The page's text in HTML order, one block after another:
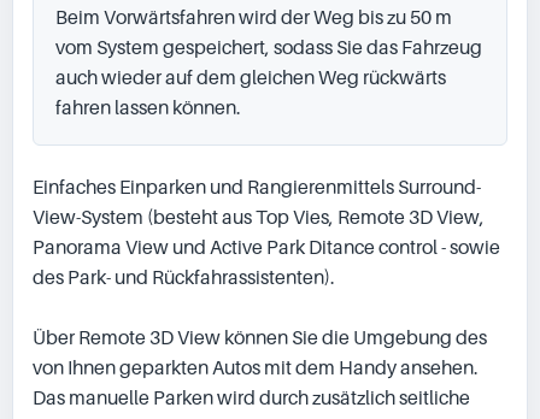
Beim Vorwärtsfahren wird der Weg bis zu 50 m
vom System gespeichert, sodass Sie das Fahrzeug
auch wieder auf dem gleichen Weg rückwärts
fahren lassen können.
Einfaches Einparken und Rangierenmittels Surround-
View-System (besteht aus Top Vies, Remote 3D View,
Panorama View und Active Park Ditance control - sowie
des Park- und Rückfahrassistenten).
Über Remote 3D View können Sie die Umgebung des
von Ihnen geparkten Autos mit dem Handy ansehen.
Das manuelle Parken wird durch zusätzlich seitliche